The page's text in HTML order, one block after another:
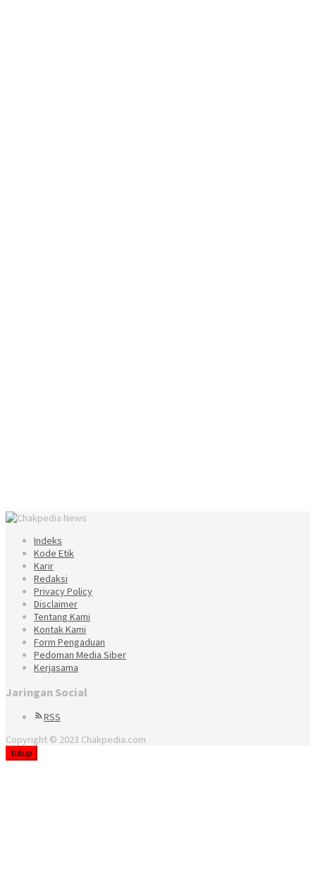
Indeks
Kode Etik
Karir
Redaksi
Privacy Policy
Disclaimer
Tentang Kami
Kontak Kami
Form Pengaduan
Pedoman Media Siber
Kerjasama
Jaringan Social
RSS
Copyright © 2023 Chakpedia.com
tutup